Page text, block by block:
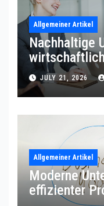
Allgemeiner Artikel
Nachhaltige
JULY 21, 2026
Allgemeiner Artikel
Moderne
effizienter